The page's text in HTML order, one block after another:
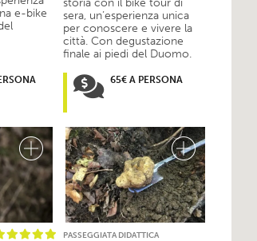
e-bike
storia con il bike tour di
sera, un’esperienza unica
per conoscere e vivere la
città. Con degustazione
finale ai piedi del Duomo.
65€ A PERSONA
PASSEGGIATA DIDATTICA